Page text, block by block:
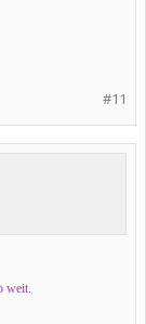
#11
weit.